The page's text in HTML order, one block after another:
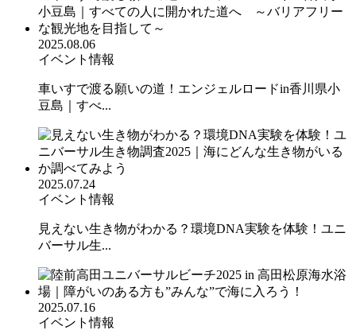
2025.08.06
イベント情報
車いすで渡る願いの道！エンジェルロードin香川県小
豆島｜すべ...
2025.07.24
イベント情報
見えない生き物がわかる？環境DNA実験を体験！ユニ
バーサル生...
2025.07.16
イベント情報